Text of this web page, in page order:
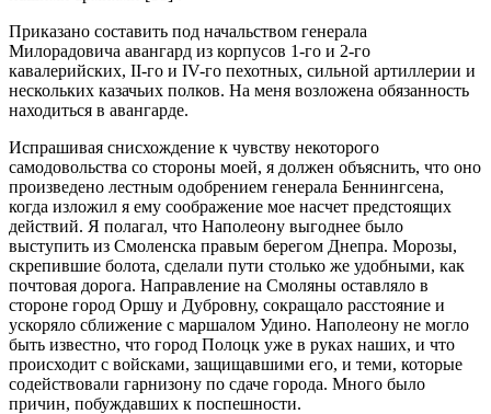
Приказано составить под начальством генерала
Милорадовича авангард из корпусов 1-го и 2-го
кавалерийских, II-го и IV-го пехотных, сильной артиллерии и
нескольких казачьих полков. На меня возложена обязанность
находиться в авангарде.
Испрашивая снисхождение к чувству некоторого
самодовольства со стороны моей, я должен объяснить, что оно
произведено лестным одобрением генерала Беннингсена,
когда изложил я ему соображение мое насчет предстоящих
действий. Я полагал, что Наполеону выгоднее было
выступить из Смоленска правым берегом Днепра. Морозы,
скрепившие болота, сделали пути столько же удобными, как
почтовая дорога. Направление на Смоляны оставляло в
стороне город Оршу и Дубровну, сокращало расстояние и
ускоряло сближение с маршалом Удино. Наполеону не могло
быть известно, что город Полоцк уже в руках наших, и что
происходит с войсками, защищавшими его, и теми, которые
содействовали гарнизону по сдаче города. Много было
причин, побуждавших к поспешности.